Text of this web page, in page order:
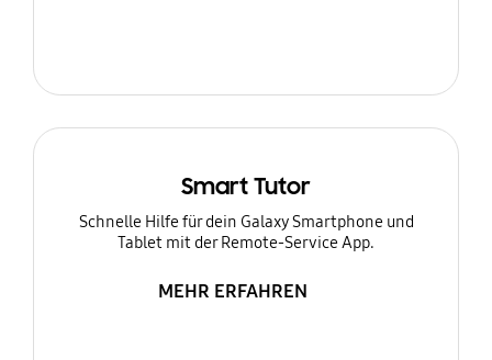
Smart Tutor
Schnelle Hilfe für dein Galaxy Smartphone und
Tablet mit der Remote-Service App.
MEHR ERFAHREN